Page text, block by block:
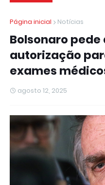
Página inicial
Notícias
Bolsonaro pede
autorização
exames
agosto 12, 2025